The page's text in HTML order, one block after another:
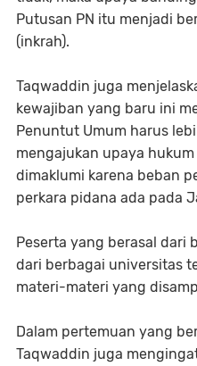
Putusan PN itu menjadi
(inkrah).
Taqwaddin juga
kewajiban yang baru ini
Penuntut Umum harus
mengajukan upaya
dimaklumi karena beban
perkara pidana ada pada
Peserta yang berasal dari
dari berbagai universitas
materi-materi yang
Dalam pertemuan yang
Taqwaddin juga